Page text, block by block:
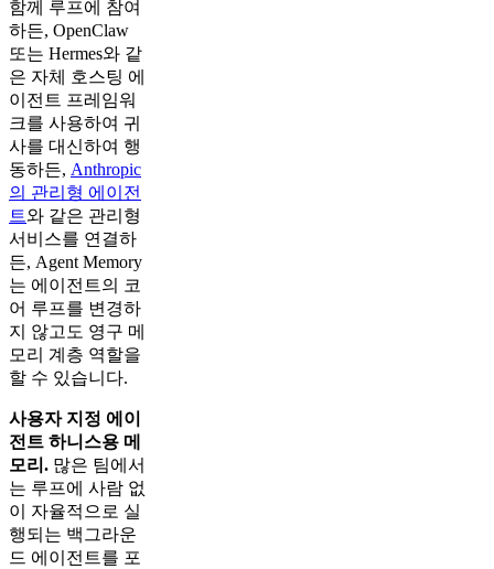
함께 루프에 참여
하든, OpenClaw
또는 Hermes와 같
은 자체 호스팅 에
이전트 프레임워
크를 사용하여 귀
사를 대신하여 행
동하든, Anthropic
의 관리형 에이전
트와 같은 관리형
서비스를 연결하
든, Agent Memory
는 에이전트의 코
어 루프를 변경하
지 않고도 영구 메
모리 계층 역할을
할 수 있습니다.
사용자 지정 에이
전트 하니스용 메
모리. 많은 팀에서
는 루프에 사람 없
이 자율적으로 실
행되는 백그라운
드 에이전트를 포